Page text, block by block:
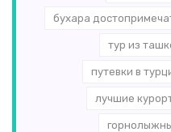
бухара
тур из
путевки в
лучшие